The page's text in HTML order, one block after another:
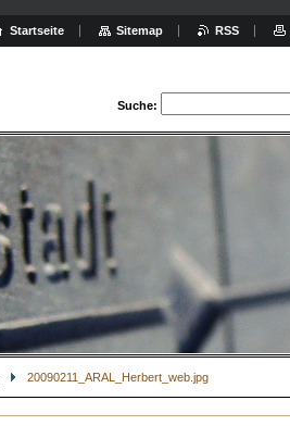
Suche:
20090211_ARAL_Herbert_web.jpg
Startseite Sitemap RSS